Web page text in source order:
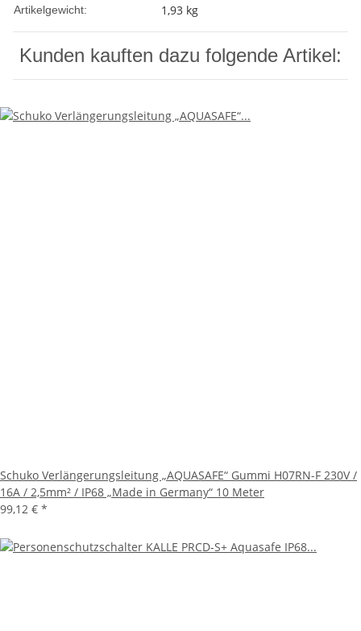
Artikelgewicht: 1,93 kg
Kunden kauften dazu folgende Artikel:
Schuko Verlängerungsleitung „AQUASAFE“ Gummi H07RN-F 230V /
16A / 2,5mm² / IP68 „Made in Germany“ 10 Meter
99,12 € *